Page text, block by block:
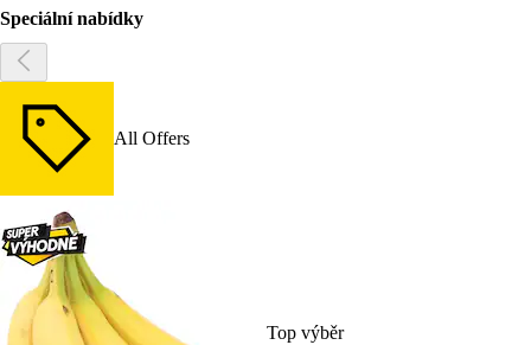
Speciální nabídky
All Offers
Top výběr